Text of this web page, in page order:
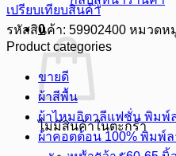
0
ไม่มีสินค้าในตะกร้า
หน้าอก
คุณภาพ
ดี
เป็น
ยี่ห้อ
form
เปรียบเทียบสินค้า
รหัสสินค้า: 59902400 หมวดห
Product categories
ขายดี
ผ้าสีพื้น
ผ้าไหมอิตาลีแฟชั่น พิมพ์
ผ้าคอตต้อน 100% พิมพ์ล